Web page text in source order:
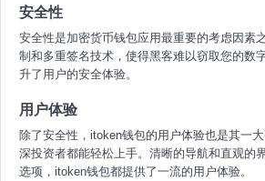
安全性
安全性是加密货币钱包应用最重要的考虑因素
制和多重签名技术，使得黑客难以窃取您的数
升了用户的安全体验。
用户体验
除了安全性，itoken钱包的用户体验也是其一
深投资者都能轻松上手。清晰的导航和直观的
选项，itoken钱包都提供了一流的用户体验。